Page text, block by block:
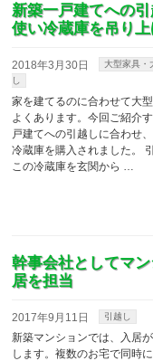
新築一戸建てへの
使い冷蔵庫を吊り
2018年3月30日 大型家具・
し
家を建てるのに合わせて大
よくあります。今回ご紹介
戸建てへの引越しに合わせ
冷蔵庫を購入されました。
この冷蔵庫を玄関から …
幹事会社としてマ
居を担当
2017年9月11日 引越し
新築マンションでは、入居
します。複数のお宅で同時